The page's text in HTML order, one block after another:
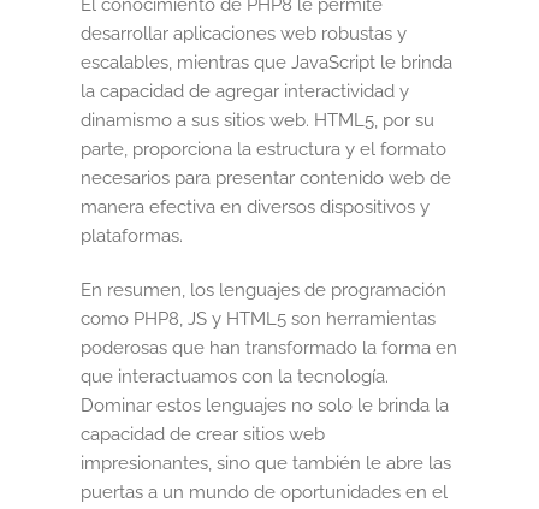
El conocimiento de PHP8 le permite
desarrollar aplicaciones web robustas y
escalables, mientras que JavaScript le brinda
la capacidad de agregar interactividad y
dinamismo a sus sitios web. HTML5, por su
parte, proporciona la estructura y el formato
necesarios para presentar contenido web de
manera efectiva en diversos dispositivos y
plataformas.
En resumen, los lenguajes de programación
como PHP8, JS y HTML5 son herramientas
poderosas que han transformado la forma en
que interactuamos con la tecnología.
Dominar estos lenguajes no solo le brinda la
capacidad de crear sitios web
impresionantes, sino que también le abre las
puertas a un mundo de oportunidades en el